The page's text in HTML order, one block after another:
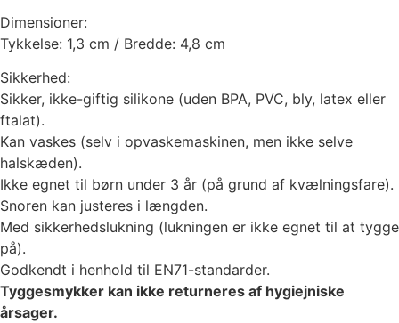
Dimensioner:
Tykkelse: 1,3 cm / Bredde: 4,8 cm
Sikkerhed:
Sikker, ikke-giftig silikone (uden BPA, PVC, bly, latex eller
ftalat).
Kan vaskes (selv i opvaskemaskinen, men ikke selve
halskæden).
Ikke egnet til børn under 3 år (på grund af kvælningsfare).
Snoren kan justeres i længden.
Med sikkerhedslukning (lukningen er ikke egnet til at tygge
på).
Godkendt i henhold til EN71-standarder.
Tyggesmykker kan ikke returneres af hygiejniske
årsager.